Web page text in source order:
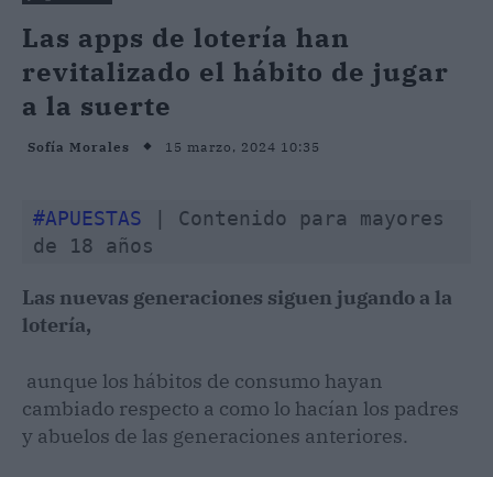
Las apps de lotería han
revitalizado el hábito de jugar
a la suerte
Sofía Morales 15 marzo, 2024 10:35
#APUESTAS | Contenido para mayores
de 18 años
Las nuevas generaciones siguen jugando a la
lotería,
aunque los hábitos de consumo hayan
cambiado respecto a como lo hacían los padres
y abuelos de las generaciones anteriores.